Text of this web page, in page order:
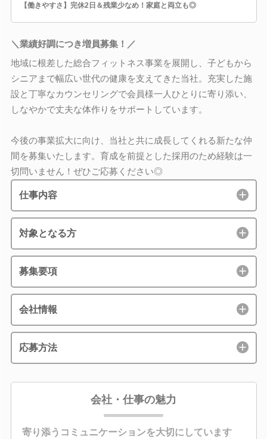
【働きやすさ】完休2日＆残業少なめ！家庭と両立も◎
＼業績好調につき増員募集！／
地域に根差した総合フィットネス事業を展開し、子どもから
シニアまで幅広い世代の健康を支えてきた当社。充実した施
設と丁寧なカウンセリングで会員様一人ひとりに寄り添い、
しなやかで丈夫な体作りをサポートしています。
今後の事業拡大に向け、当社と共に成長してくれる新たな仲
間を募集いたします。育成を前提とした採用のため経験は一
切問いません！ぜひご応募ください◎
仕事内容
対象となる方
募集要項
会社情報
応募方法
会社・仕事の魅力
寄り添うコミュニケーションを大切にしています